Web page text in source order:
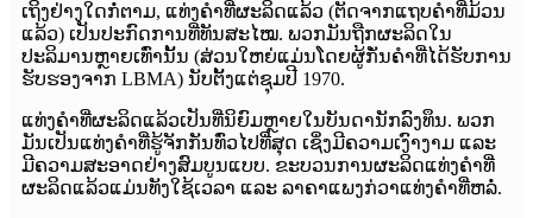
ເຖິງຢ່າງໃດກໍ່ຕາມ, ແທ່ງຄຳທີ່ຜະລິດແລ້ວ (ຕັດຈາກແຖບຄຳທີ່ມ້ວນ
ແລ້ວ) ເປັນປະກົດການທີ່ທັນສະໄໝ. ພວກມັນຖືກຜະລິດໃນ
ປະລິມານຫຼາຍເທົ່ານັ້ນ (ສ່ວນໃຫຍ່ແມ່ນໂດຍຜູ້ກັ່ນຄຳທີ່ໄດ້ຮັບການ
ຮັບຮອງຈາກ LBMA) ນັບຕັ້ງແຕ່ຊຸມປີ 1970.
ແທ່ງຄຳທີ່ຜະລິດແລ້ວເປັນທີ່ນິຍົມຫຼາຍໃນບັນດານັກລົງທຶນ. ພວກ
ມັນເປັນແທ່ງຄຳທີ່ຮູ້ຈັກກັນທົ່ວໄປທີ່ສຸດ ເຊິ່ງມີຄວາມເງົາງາມ ແລະ
ມີຄວາມສະອາດຢ່າງສົມບູນແບບ. ຂະບວນການຜະລິດແທ່ງຄຳທີ່
ຜະລິດແລ້ວແມ່ນທັງໃຊ້ເວລາ ແລະ ລາຄາແພງກ່ວາແທ່ງຄຳທີ່ຫລໍ່.